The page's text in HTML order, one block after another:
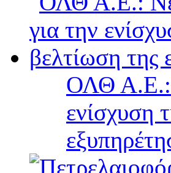
ΟΛΘ Α.Ε.:
ενίσχυση